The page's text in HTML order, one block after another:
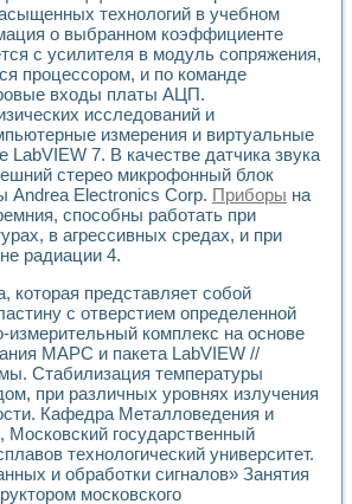
практикум по дисциплине «Цифровые
практикум по ИНС на основе LabVIEW
практикум по основам теории коммутации
NI LabVIEW для создания
LabVIEW для исследования течения в
виртуальной работы «Изучение магнитных
маятник
для изучения основ интерфейсов обмена по
практикум: изучение адиабатического
исследования электрических переходных
статистической обработки результатов
лазерно-плазменных измерений с
технологий NATIONAL INSTRUMENTS
практикум "Спектральный и корреляционный
стенд для исследования принципа действия
и программное обеспечение учебных
лабораторный практикум для изучения
роботом ТУР-10 средствами LabVIEW
программный комплекс для исследования
дистанционный лабораторный
возможности реставрации одномерных
технологий NATIONAL INSTRUMENTS в
технологий в учебном
о выбранном коэффициенте
с усилителя в модуль сопряжения,
процессором, и по команде
входы платы АЦП.
исследований и
измерения и виртуальные
LabVIEW 7. В качестве датчика звука
стерео микрофонный блок
Andrea Electronics Corp. Приборы на
способны работать при
в агрессивных средах, и при
радиации 4.
которая представляет собой
с отверстием определенной
комплекс на основе
МАРС и пакета LabVIEW //
Стабилизация температуры
при различных уровнях излучения
Кафедра Металловедения и
Московский государственный
технологический университет.
и обработки сигналов» Занятия
московского